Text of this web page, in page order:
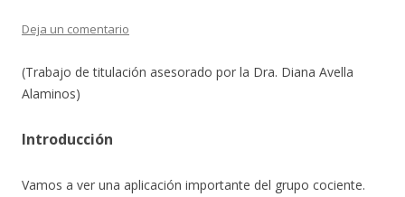
Deja un comentario
(Trabajo de titulación asesorado por la Dra. Diana Avella
Alaminos)
Introducción
Vamos a ver una aplicación importante del grupo cociente.